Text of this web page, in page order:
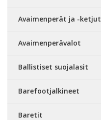
Avaimenperät ja -ketjut
Avaimenperävalot
Ballistiset suojalasit
Barefootjalkineet
Baretit